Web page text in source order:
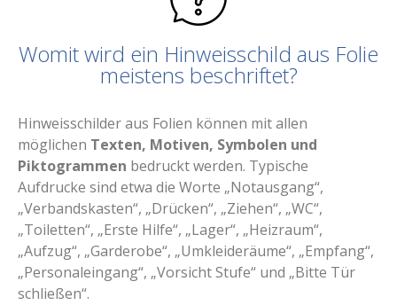
Womit wird ein Hinweisschild aus Folie
meistens beschriftet?
Hinweisschilder aus Folien können mit allen
möglichen Texten, Motiven, Symbolen und
Piktogrammen bedruckt werden. Typische
Aufdrucke sind etwa die Worte „Notausgang“,
„Verbandskasten“, „Drücken“, „Ziehen“, „WC“,
„Toiletten“, „Erste Hilfe“, „Lager“, „Heizraum“,
„Aufzug“, „Garderobe“, „Umkleideräume“, „Empfang“,
„Personaleingang“, „Vorsicht Stufe“ und „Bitte Tür
schließen“.